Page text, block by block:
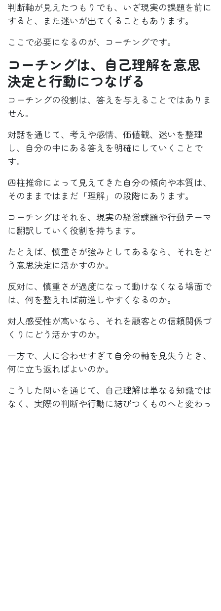
判断軸が見えたつもりでも、いざ現実の課題を前に
すると、また迷いが出てくることもあります。
ここで必要になるのが、コーチングです。
コーチングは、自己理解を意思
決定と行動につなげる
コーチングの役割は、答えを与えることではありま
せん。
対話を通じて、考えや感情、価値観、迷いを整理
し、自分の中にある答えを明確にしていくことで
す。
四柱推命によって見えてきた自分の傾向や本質は、
そのままではまだ「理解」の段階にあります。
コーチングはそれを、現実の経営課題や行動テーマ
に翻訳していく役割を持ちます。
たとえば、慎重さが強みとしてあるなら、それをど
う意思決定に活かすのか。
反対に、慎重さが過度になって動けなくなる場面で
は、何を整えれば前進しやすくなるのか。
対人感受性が高いなら、それを顧客との信頼関係づ
くりにどう活かすのか。
一方で、人に合わせすぎて自分の軸を見失うとき、
何に立ち返ればよいのか。
こうした問いを通じて、自己理解は単なる知識では
なく、実際の判断や行動に結びつくものへと変わっ